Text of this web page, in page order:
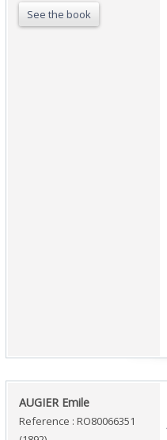
See the book
‎AUGIER Emile‎
Reference : RO80066351